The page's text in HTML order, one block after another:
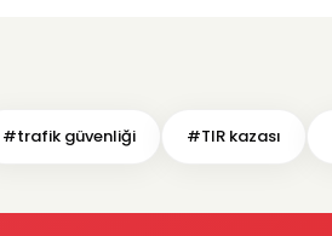
#trafik güvenliği #TIR kazası